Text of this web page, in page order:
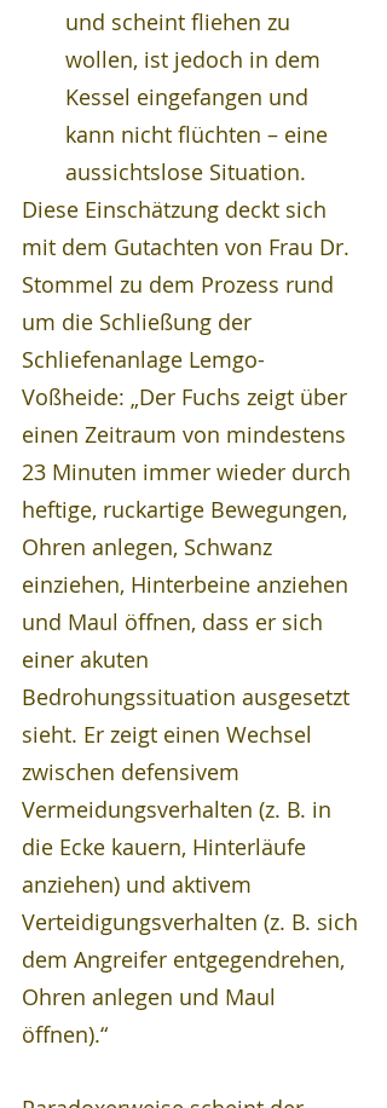
und scheint fliehen zu
wollen, ist jedoch in dem
Kessel eingefangen und
kann nicht flüchten – eine
aussichtslose Situation.
Diese Einschätzung deckt sich
mit dem Gutachten von Frau Dr.
Stommel zu dem Prozess rund
um die Schließung der
Schliefenanlage Lemgo-
Voßheide: „Der Fuchs zeigt über
einen Zeitraum von mindestens
23 Minuten immer wieder durch
heftige, ruckartige Bewegungen,
Ohren anlegen, Schwanz
einziehen, Hinterbeine anziehen
und Maul öffnen, dass er sich
einer akuten
Bedrohungssituation ausgesetzt
sieht. Er zeigt einen Wechsel
zwischen defensivem
Vermeidungsverhalten (z. B. in
die Ecke kauern, Hinterläufe
anziehen) und aktivem
Verteidigungsverhalten (z. B. sich
dem Angreifer entgegendrehen,
Ohren anlegen und Maul
öffnen).“